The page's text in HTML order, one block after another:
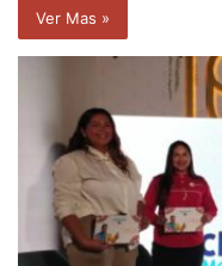
Ver Mas »